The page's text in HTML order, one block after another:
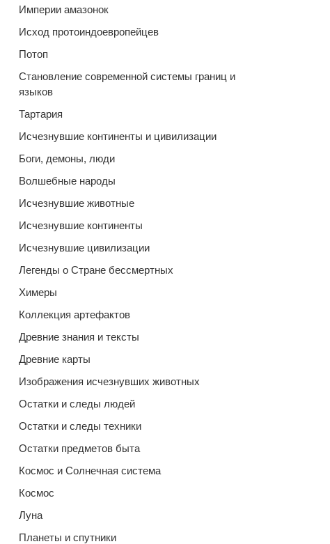
Империи амазонок
Исход протоиндоевропейцев
Потоп
Становление современной системы границ и
языков
Тартария
Исчезнувшие континенты и цивилизации
Боги, демоны, люди
Волшебные народы
Исчезнувшие животные
Исчезнувшие континенты
Исчезнувшие цивилизации
Легенды о Стране бессмертных
Химеры
Коллекция артефактов
Древние знания и тексты
Древние карты
Изображения исчезнувших животных
Остатки и следы людей
Остатки и следы техники
Остатки предметов быта
Космос и Солнечная система
Космос
Луна
Планеты и спутники